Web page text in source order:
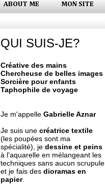
ABOUT ME MON SITE
QUI SUIS-JE?
Créative des mains
Chercheuse de belles images
Sorcière pour enfants
Taphophile de voyage
Je m'appelle Gabrielle Aznar
Je suis une créatrice textile
(les poupées sont ma
spécialité), je dessine et peins
à l'aquarelle en mélangeant les
techniques sans aucun scrupule
et je fais des dioramas en
papier.